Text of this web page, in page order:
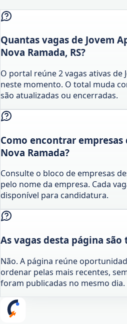
Quantas vagas de Jovem
Nova Ramada, RS?
O portal reúne 2 vagas ativas de
neste momento. O total muda
são atualizadas ou encerradas.
Como encontrar
Nova Ramada?
Consulte o bloco de empresas
pelo nome da empresa. Cada
disponível para candidatura.
As vagas desta página são
Não. A página reúne
ordenar pelas mais recentes,
foram publicadas no mesmo dia.